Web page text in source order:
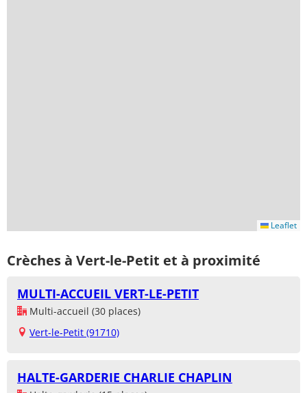
Leaflet
Crèches à Vert-le-Petit et à proximité
MULTI-ACCUEIL VERT-LE-PETIT
Multi-accueil (30 places)
Vert-le-Petit (91710)
HALTE-GARDERIE CHARLIE CHAPLIN